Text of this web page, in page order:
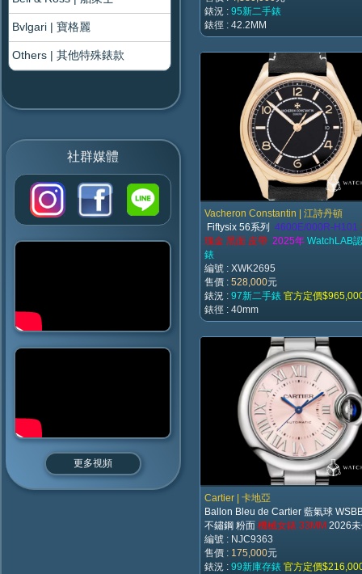
Bvlgari | 寶格麗
Others | 其他特殊錶款
社群媒體
更多視頻
錶況 : 95新二手錶
錶徑 : 42.2MM
Vacheron Constantin | 江詩丹頓
Fiftysix 56系列
4600E/000R-H101
瑰金 黑面 皮帶 2025年 WatchLAB
錶
編號 : XWK2695
售價 : 528,000元
錶況 : 97新二手錶 官方定價
錶徑 : 40mm
Cartier | 卡地亞
Ballon Bleu de Cartier 藍氣球
不鏽鋼 粉面 機械女錶 33MM 2026
編號 : NJC9363
售價 : 175,000元
錶況 : 99新庫存錶 官方定價